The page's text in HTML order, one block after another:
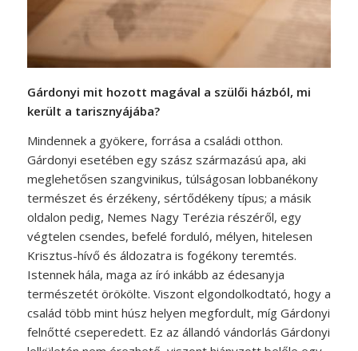
Gárdonyi mit hozott magával a szülői házból, mi
került a tarisznyájába?
Mindennek a gyökere, forrása a családi otthon.
Gárdonyi esetében egy szász származású apa, aki
meglehetősen szangvinikus, túlságosan lobbanékony
természet és érzékeny, sértődékeny típus; a másik
oldalon pedig, Nemes Nagy Terézia részéről, egy
végtelen csendes, befelé forduló, mélyen, hitelesen
Krisztus-hívő és áldozatra is fogékony teremtés.
Istennek hála, maga az író inkább az édesanyja
természetét örökölte. Viszont elgondolkodtató, hogy a
család több mint húsz helyen megfordult, míg Gárdonyi
felnőtté cseperedett. Ez az állandó vándorlás Gárdonyi